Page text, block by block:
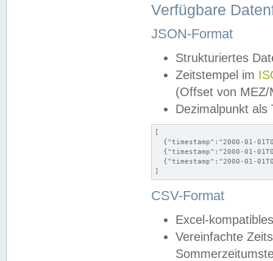
Verfügbare
JSON-Format
Strukturiertes
Zeitstempel im
(Offset von MEZ/
Dezimalpunkt als
[
{"timestamp":"2000-01-
{"timestamp":"2000-01-
{"timestamp":"2000-01-
]
CSV-Format
Excel-
Vereinfachte